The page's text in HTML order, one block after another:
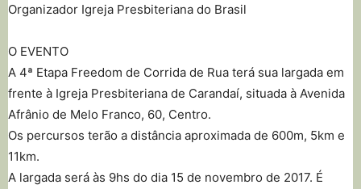
Organizador Igreja Presbiteriana do Brasil
O EVENTO
A 4ª Etapa Freedom de Corrida de Rua terá sua largada em
frente à Igreja Presbiteriana de Carandaí, situada à Avenida
Afrânio de Melo Franco, 60, Centro.
Os percursos terão a distância aproximada de 600m, 5km e
11km.
A largada será às 9hs do dia 15 de novembro de 2017. É